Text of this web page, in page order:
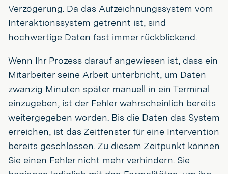
Verzögerung. Da das Aufzeichnungssystem vom
Interaktionssystem getrennt ist, sind
hochwertige Daten fast immer rückblickend.
Wenn Ihr Prozess darauf angewiesen ist, dass ein
Mitarbeiter seine Arbeit unterbricht, um Daten
zwanzig Minuten später manuell in ein Terminal
einzugeben, ist der Fehler wahrscheinlich bereits
weitergegeben worden. Bis die Daten das System
erreichen, ist das Zeitfenster für eine Intervention
bereits geschlossen. Zu diesem Zeitpunkt können
Sie einen Fehler nicht mehr verhindern. Sie